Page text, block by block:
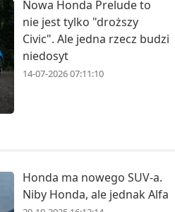
Nowa Honda Prelude to
nie jest tylko "droższy
Civic". Ale jedna rzecz budzi
niedosyt
14-07-2026 07:11:10
Honda ma nowego SUV-a.
Niby Honda, ale jednak Alfa